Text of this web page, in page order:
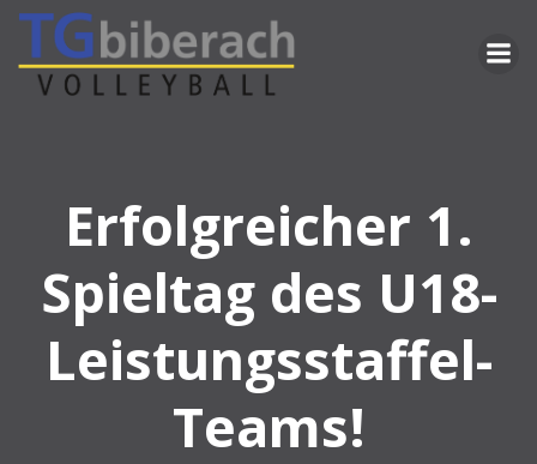
Inhalt
springen
Erfolgreicher 1.
Spieltag des U18-
Leistungsstaffel-
Teams!